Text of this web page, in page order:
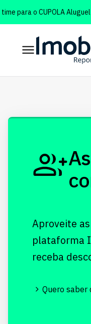
para o CUPOLA Aluguel
Aproveite
plataforma
receba
Quero saber